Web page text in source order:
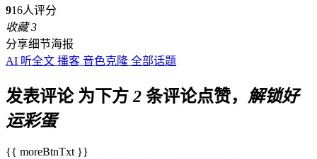
916人评分
收藏 3
分享细节海报
AI 听全文 播客 音色克隆 全部话题
发表评论 为下方 2 条评论点赞， 解锁好
运彩蛋
{{ moreBtnTxt }}